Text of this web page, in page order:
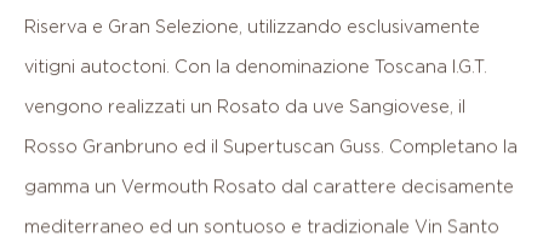
Riserva e Gran Selezione, utilizzando esclusivamente
vitigni autoctoni. Con la denominazione Toscana I.G.T.
vengono realizzati un Rosato da uve Sangiovese, il
Rosso Granbruno ed il Supertuscan Guss. Completano la
gamma un Vermouth Rosato dal carattere decisamente
mediterraneo ed un sontuoso e tradizionale Vin Santo